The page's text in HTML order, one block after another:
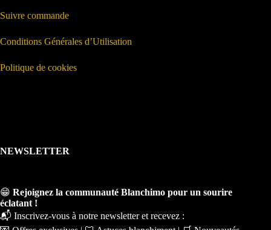
Suivre commande
Conditions Générales d’Utilisation
Politique de cookies
NEWSLETTER
😁 Rejoignez la communauté Blanchimo pour un sourire
éclatant !
📬 Inscrivez-vous à notre newsletter et recevez :